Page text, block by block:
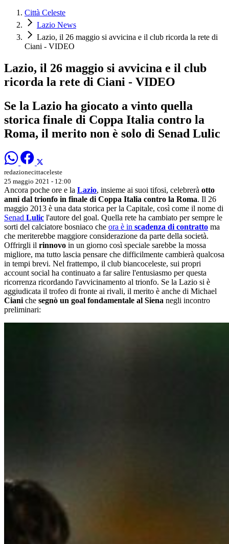
Città Celeste
Lazio News
Lazio, il 26 maggio si avvicina e il club ricorda la rete di
Ciani - VIDEO
Lazio, il 26 maggio si avvicina e il club
ricorda la rete di Ciani - VIDEO
Se la Lazio ha giocato a vinto quella
storica finale di Coppa Italia contro la
Roma, il merito non è solo di Senad Lulic
redazionecittaceleste
25 maggio 2021 - 12:00
Ancora poche ore e la Lazio, insieme ai suoi tifosi, celebrerà otto
anni dal trionfo in finale di Coppa Italia contro la Roma. Il 26
maggio 2013 è una data storica per la Capitale, così come il nome di
Senad Lulic l'autore del goal. Quella rete ha cambiato per sempre le
sorti del calciatore bosniaco che ora è in scadenza di contratto ma
che meriterebbe maggiore considerazione da parte della società.
Offrirgli il rinnovo in un giorno così speciale sarebbe la mossa
migliore, ma tutto lascia pensare che difficilmente cambierà qualcosa
in tempi brevi. Nel frattempo, il club biancoceleste, sui propri
account social ha continuato a far salire l'entusiasmo per questa
ricorrenza ricordando l'avvicinamento al trionfo. Se la Lazio si è
aggiudicata il trofeo di fronte ai rivali, il merito è anche di Michael
Ciani che segnò un goal fondamentale al Siena negli incontro
preliminari: